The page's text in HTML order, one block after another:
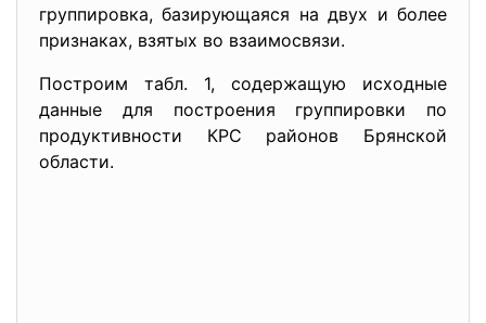
группировка, базирующаяся на двух и более
при­знаках, взятых во взаимосвязи.
Построим табл. 1, содержащую исходные
данные для построения группировки по
продуктивности КРС районов Брянской
области.